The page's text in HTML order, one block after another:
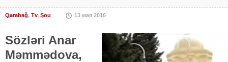
Qarabağ, Tv, Şou 13 мая 2016
Sözləri Anar
Məmmədova,